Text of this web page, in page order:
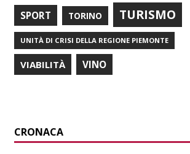
SPORT TORINO TURISMO
UNITÀ DI CRISI DELLA REGIONE PIEMONTE
VIABILITÀ VINO
CRONACA